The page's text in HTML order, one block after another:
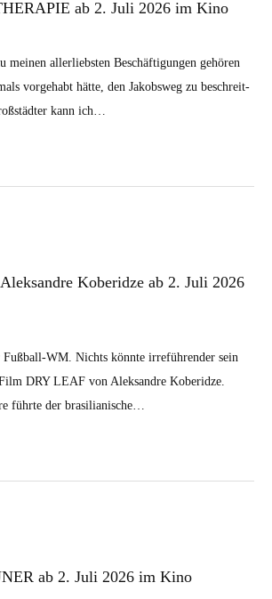
ab 2. Juli 2026 im Kino
meinen aller­lieb­sten Beschäf­ti­gun­gen gehören
vorge­habt hätte, den Jakob­sweg zu beschre­it­
kann ich…
Koberidze ab 2. Juli 2026
WM. Nichts kön­nte irreführen­der sein
DRY LEAF von Alek­san­dre Koberidze.
führte der brasil­ian­is­che…
ab 2. Juli 2026 im Kino